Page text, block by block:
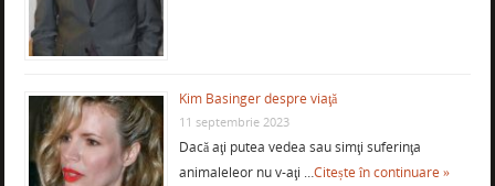
Kim Basinger despre viaţă
11 septembrie 2023
Dacă aţi putea vedea sau simţi suferinţa
animaleleor nu v-aţi …Citește în continuare »